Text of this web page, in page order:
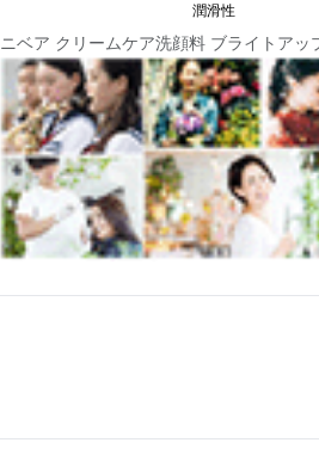
ニベア クリームケア洗顔料 ブライトアッ